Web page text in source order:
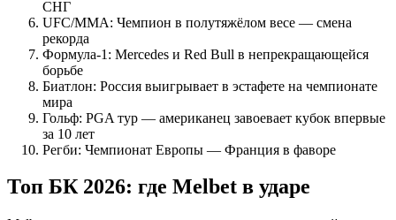
СНГ
UFC/MMA: Чемпион в полутяжёлом весе — смена
рекорда
Формула-1: Mercedes и Red Bull в непрекращающейся
борьбе
Биатлон: Россия выигрывает в эстафете на чемпионате
мира
Гольф: PGA тур — американец завоевает кубок впервые
за 10 лет
Регби: Чемпионат Европы — Франция в фаворе
Топ БК 2026: где Melbet в ударе